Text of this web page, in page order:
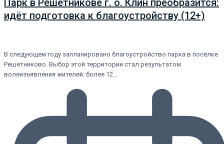
Парк в Решетникове г. о. Клин преобразится:
идёт подготовка к благоустройству (12+)
В следующем году запланировано благоустройство парка в посёлке
Решетниково. Выбор этой территории стал результатом
волеизъявления жителей: более 12…